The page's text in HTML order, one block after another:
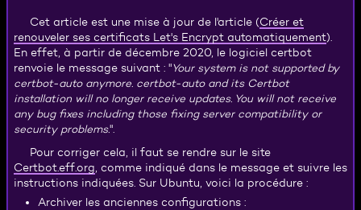
Cet article est une mise à jour de l'article (Créer et
renouveler ses certificats Let's Encrypt automatiquement).
En effet, à partir de décembre 2020, le logiciel certbot
renvoie le message suivant : "Your system is not supported by
certbot-auto anymore. certbot-auto and its Certbot
installation will no longer receive updates. You will not receive
any bug fixes including those fixing server compatibility or
security problems.".
Pour corriger cela, il faut se rendre sur le site
Certbot.eff.org, comme indiqué dans le message et suivre les
instructions indiquées. Sur Ubuntu, voici la procédure :
Archiver les anciennes configurations :